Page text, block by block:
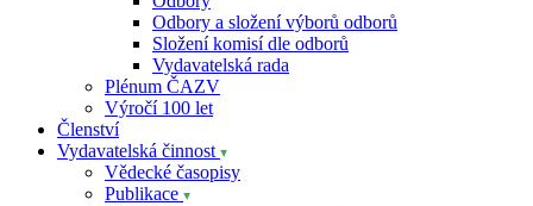
Odbory a složení výborů odborů
Složení komisí dle odborů
Vydavatelská rada
Plénum ČAZV
Výročí 100 let
Členství
Vydavatelská činnost
Vědecké časopisy
Publikace